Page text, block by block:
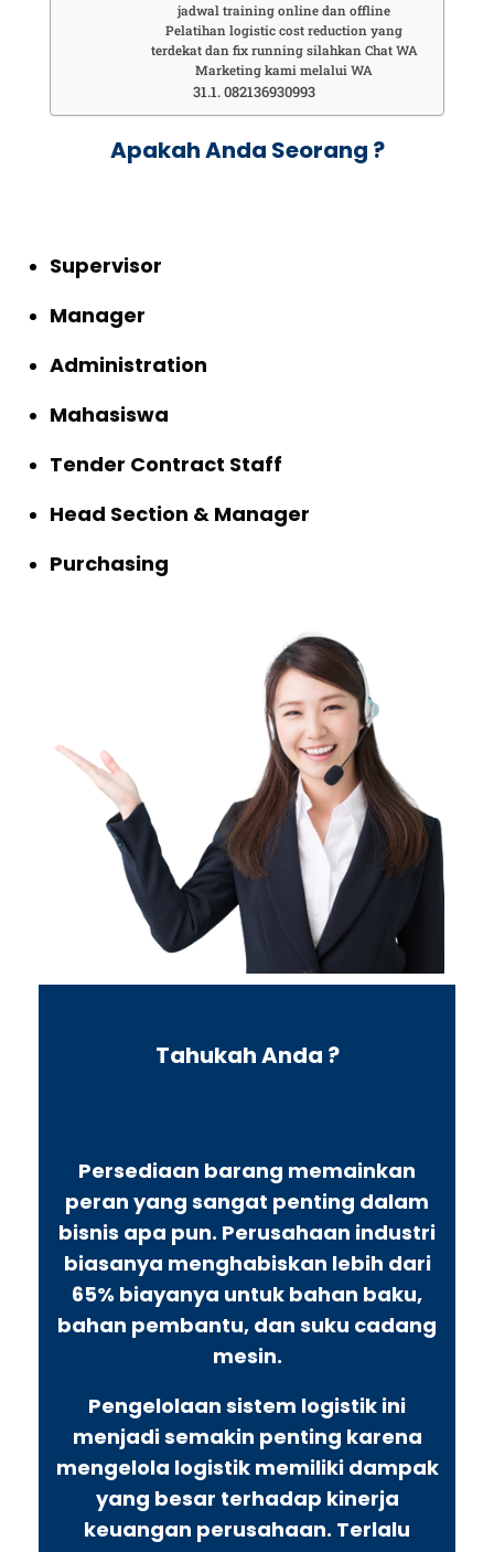
jadwal training online dan offline
Pelatihan logistic cost reduction yang
terdekat dan fix running silahkan Chat WA
Marketing kami melalui WA
082136930993
Apakah Anda Seorang ?
Supervisor
Manager
Administration
Mahasiswa
Tender Contract Staff
Head Section & Manager
Purchasing
Tahukah Anda ?
Persediaan barang memainkan
peran yang sangat penting dalam
bisnis apa pun. Perusahaan industri
biasanya menghabiskan lebih dari
65% biayanya untuk bahan baku,
bahan pembantu, dan suku cadang
mesin.
Pengelolaan sistem logistik ini
menjadi semakin penting karena
mengelola logistik memiliki dampak
yang besar terhadap kinerja
keuangan perusahaan. Terlalu